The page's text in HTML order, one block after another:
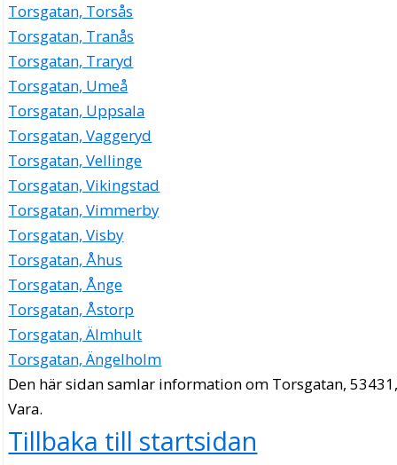
Torsgatan, Torsås
Torsgatan, Tranås
Torsgatan, Traryd
Torsgatan, Umeå
Torsgatan, Uppsala
Torsgatan, Vaggeryd
Torsgatan, Vellinge
Torsgatan, Vikingstad
Torsgatan, Vimmerby
Torsgatan, Visby
Torsgatan, Åhus
Torsgatan, Ånge
Torsgatan, Åstorp
Torsgatan, Älmhult
Torsgatan, Ängelholm
Den här sidan samlar information om Torsgatan,
Vara.
Tillbaka till startsidan